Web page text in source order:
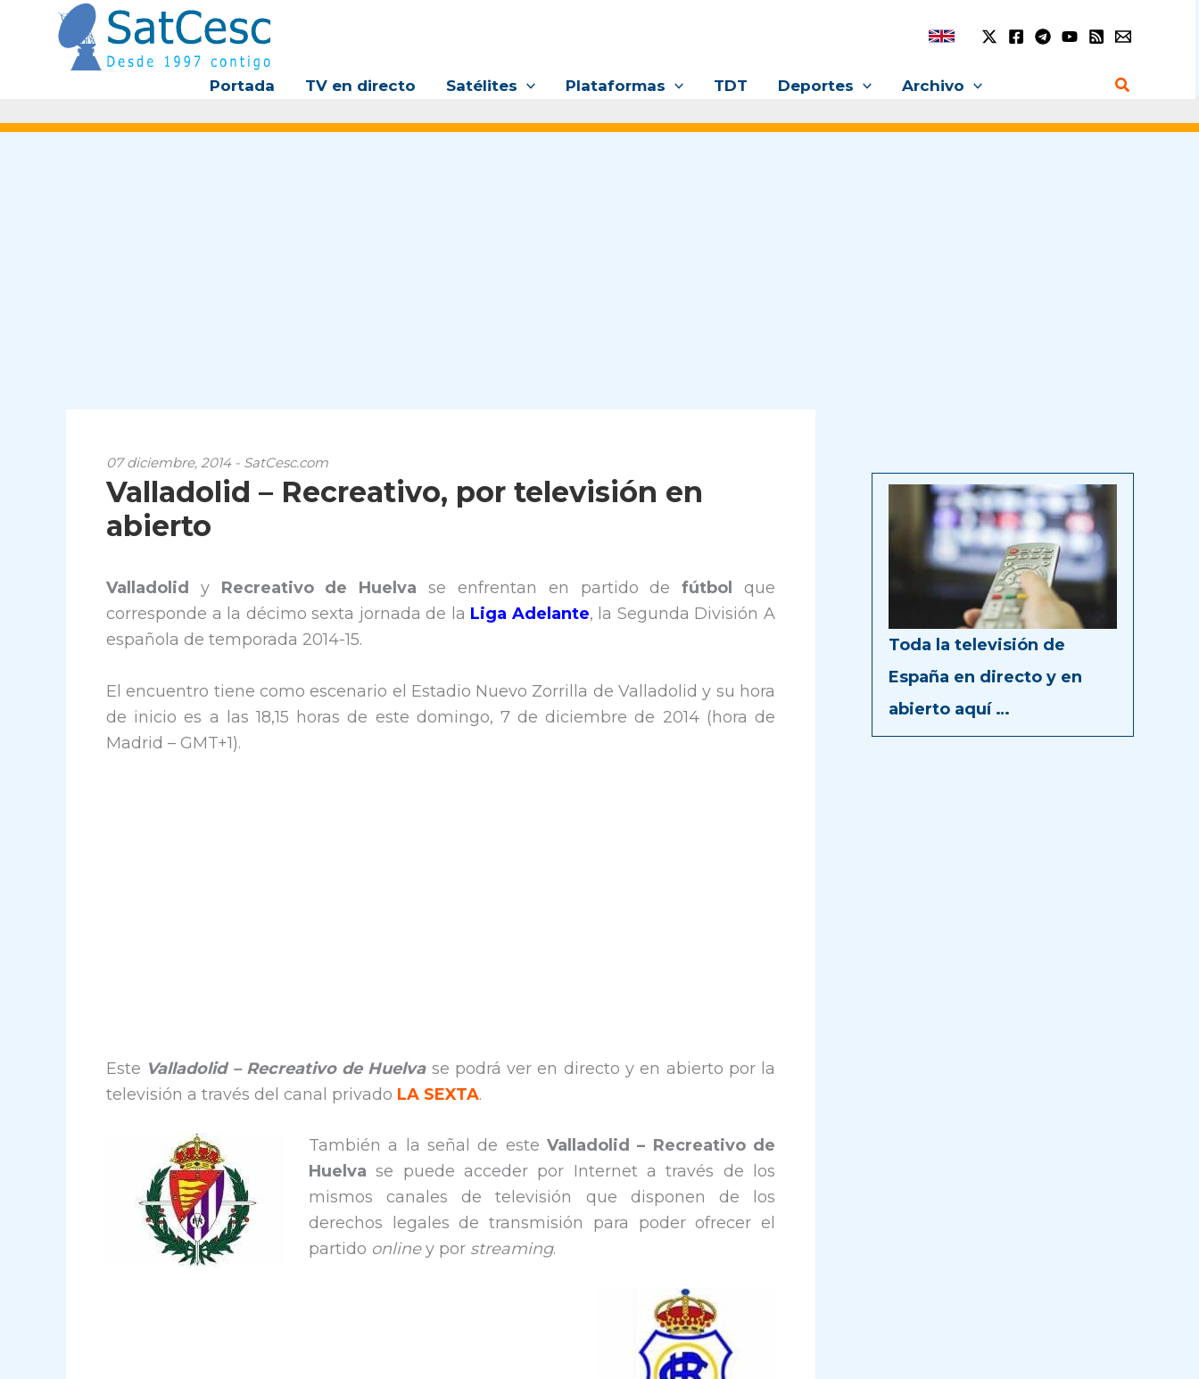
contenido
Portada TV en directo Satélites Plataformas TDT Deportes Archivo Buscar
07 diciembre, 2014 - SatCesc.com
Valladolid – Recreativo, por televisión en
abierto
Valladolid y Recreativo de Huelvase enfrentan en partido defútbol
que
corresponde a la décimo sexta jornada de la Liga Adelante, la Segunda División A
española de temporada 2014-15.
El encuentro tiene como escenario el Estadio Nuevo Zorrilla de Valladolid y su hora
de inicio es a las 18,15 horas de este domingo, 7 de diciembre de 2014 (hora de
Madrid – GMT+1).
Este Valladolid – Recreativo de Huelva se podrá ver en directo y en abierto por la
televisión a través del canal privado LA SEXTA.
También a la señal de este Valladolid – Recreativo de
Huelvase puede acceder por Internet a través de los
mismos canales de televisión que disponen de los
derechos legales de transmisión para poder ofrecer el
partido onliney por streaming.
Toda la televisión de
España en directo y en
abierto aquí …